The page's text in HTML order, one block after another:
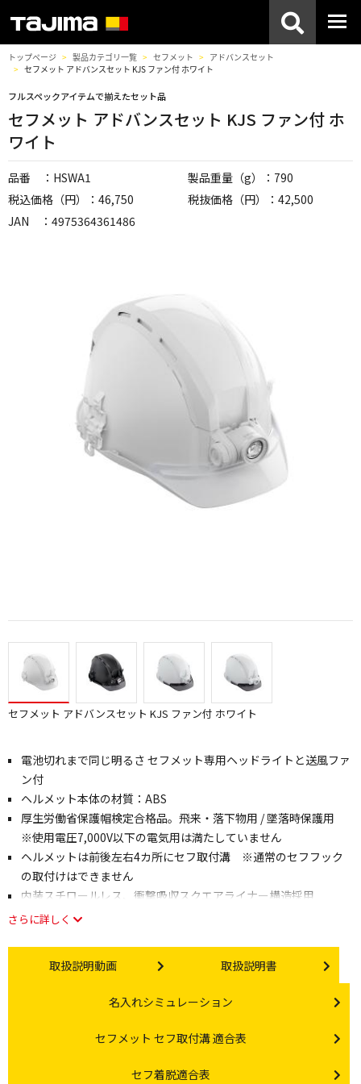
トップページ 製品カテゴリ一覧 セフメット
アドバンスセット
セフメット アドバンスセット KJS ファン付 ホワイト
フルスペックアイテムで揃えたセット品
セフメット アドバンスセット KJS ファン付 ホ
ワイト
品番 ：HSWA1
製品重量（g）：790
税込価格（円）：46,750
税抜価格（円）：42,500
JAN ：4975364361486
セフメット アドバンスセット KJS ファン付 ホワイト
電池切れまで同じ明るさ セフメット専用ヘッドライトと送風ファ
ン付
ヘルメット本体の材質：ABS
厚生労働省保護帽検定合格品。飛来・落下物用 / 墜落時保護用
※使用電圧7,000V以下の電気用は満たしていません
ヘルメットは前後左右4カ所にセフ取付溝 ※通常のセフフック
の取付けはできません
内装スチロールレス、衝撃吸収スクエアライナー構造採用
さらに詳しく
Instruction video
取扱説明動画 Instruction manual
取扱説明書
Other link
名入れシミュレーション
Other link
セフメット セフ取付溝 適合表
Other link
セフ着脱適合表